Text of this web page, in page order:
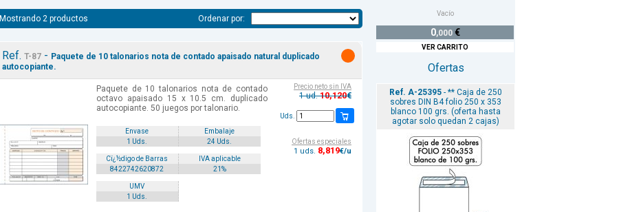
Mostrando 2 productos Ordenar por:
Ref. T-87 - Paquete de 10 talonarios nota de contado apaisado natural duplicado
autocopiante.
Paquete de 10 talonarios nota de contado
octavo apaisado 15 x 10.5 cm. duplicado
autocopiante. 50 juegos por talonario.
Envase
Embalaje
1 Uds.
24 Uds.
Cï¿½digo de Barras
IVA aplicable
8422742620872
21%
UMV
1 Uds.
Precio neto sin IVA
1 ud.10,120€
Uds.
Ofertas especiales
1 uds. 8,819€/u
Vacío
0,000€
VER CARRITO
Ofertas
Ref. A-25395 - ** Caja de 250
sobres DIN B4 folio 250 x 353
blanco 100 grs. (oferta hasta
agotar solo quedan 2 cajas)